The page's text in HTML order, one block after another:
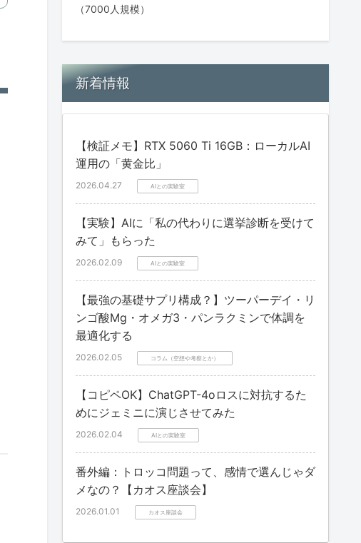
（7000人規模）
新着情報
【検証メモ】RTX 5060 Ti 16GB：ローカルAI
運用の「黄金比」
2026.04.27 AIとの実験室
【実験】AIに「私の代わりに選挙診断を受けて
みて」もらった
2026.02.09 AIとの実験室
【最強の基礎サプリ構成？】ツーパーデイ・リ
ンゴ酸Mg・オメガ3・パンラクミンで体調を
最適化する
2026.02.05 コラム（空想や考察とか）
【コピペOK】ChatGPT-4oロスに対抗するた
めにジェミニに演じさせてみた
2026.02.04 AIとの実験室
番外編：トロッコ問題って、感情で選んじゃダ
メなの？【カオス座談会】
2026.01.01 カオス座談会